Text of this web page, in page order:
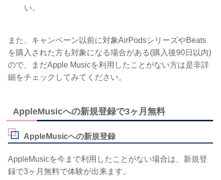
い。
また、キャンペーン以前に対象AirPodsシリーズやBeats
を購入された方も対象になる場合がある(購入後90日以内)
ので、まだApple Musicを利用したことがない方は是非詳
細をチェックしてみてください。
AppleMusicへの新規登録で3ヶ月無料
AppleMusicへの新規登録
AppleMusicを今まで利用したことがない場合は、新規登
録で3ヶ月無料で体験が出来ます。